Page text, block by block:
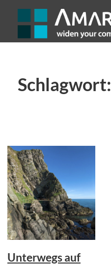
Schlagwort:
Unterwegs auf